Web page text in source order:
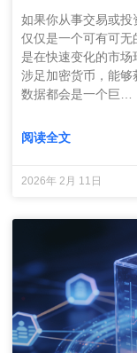
如果你从事交易或
仅仅是一个可有可
是在快速变化的市
涉足加密货币，能够
数据都会是一个巨…
阅读全文
2026年 2月 11日